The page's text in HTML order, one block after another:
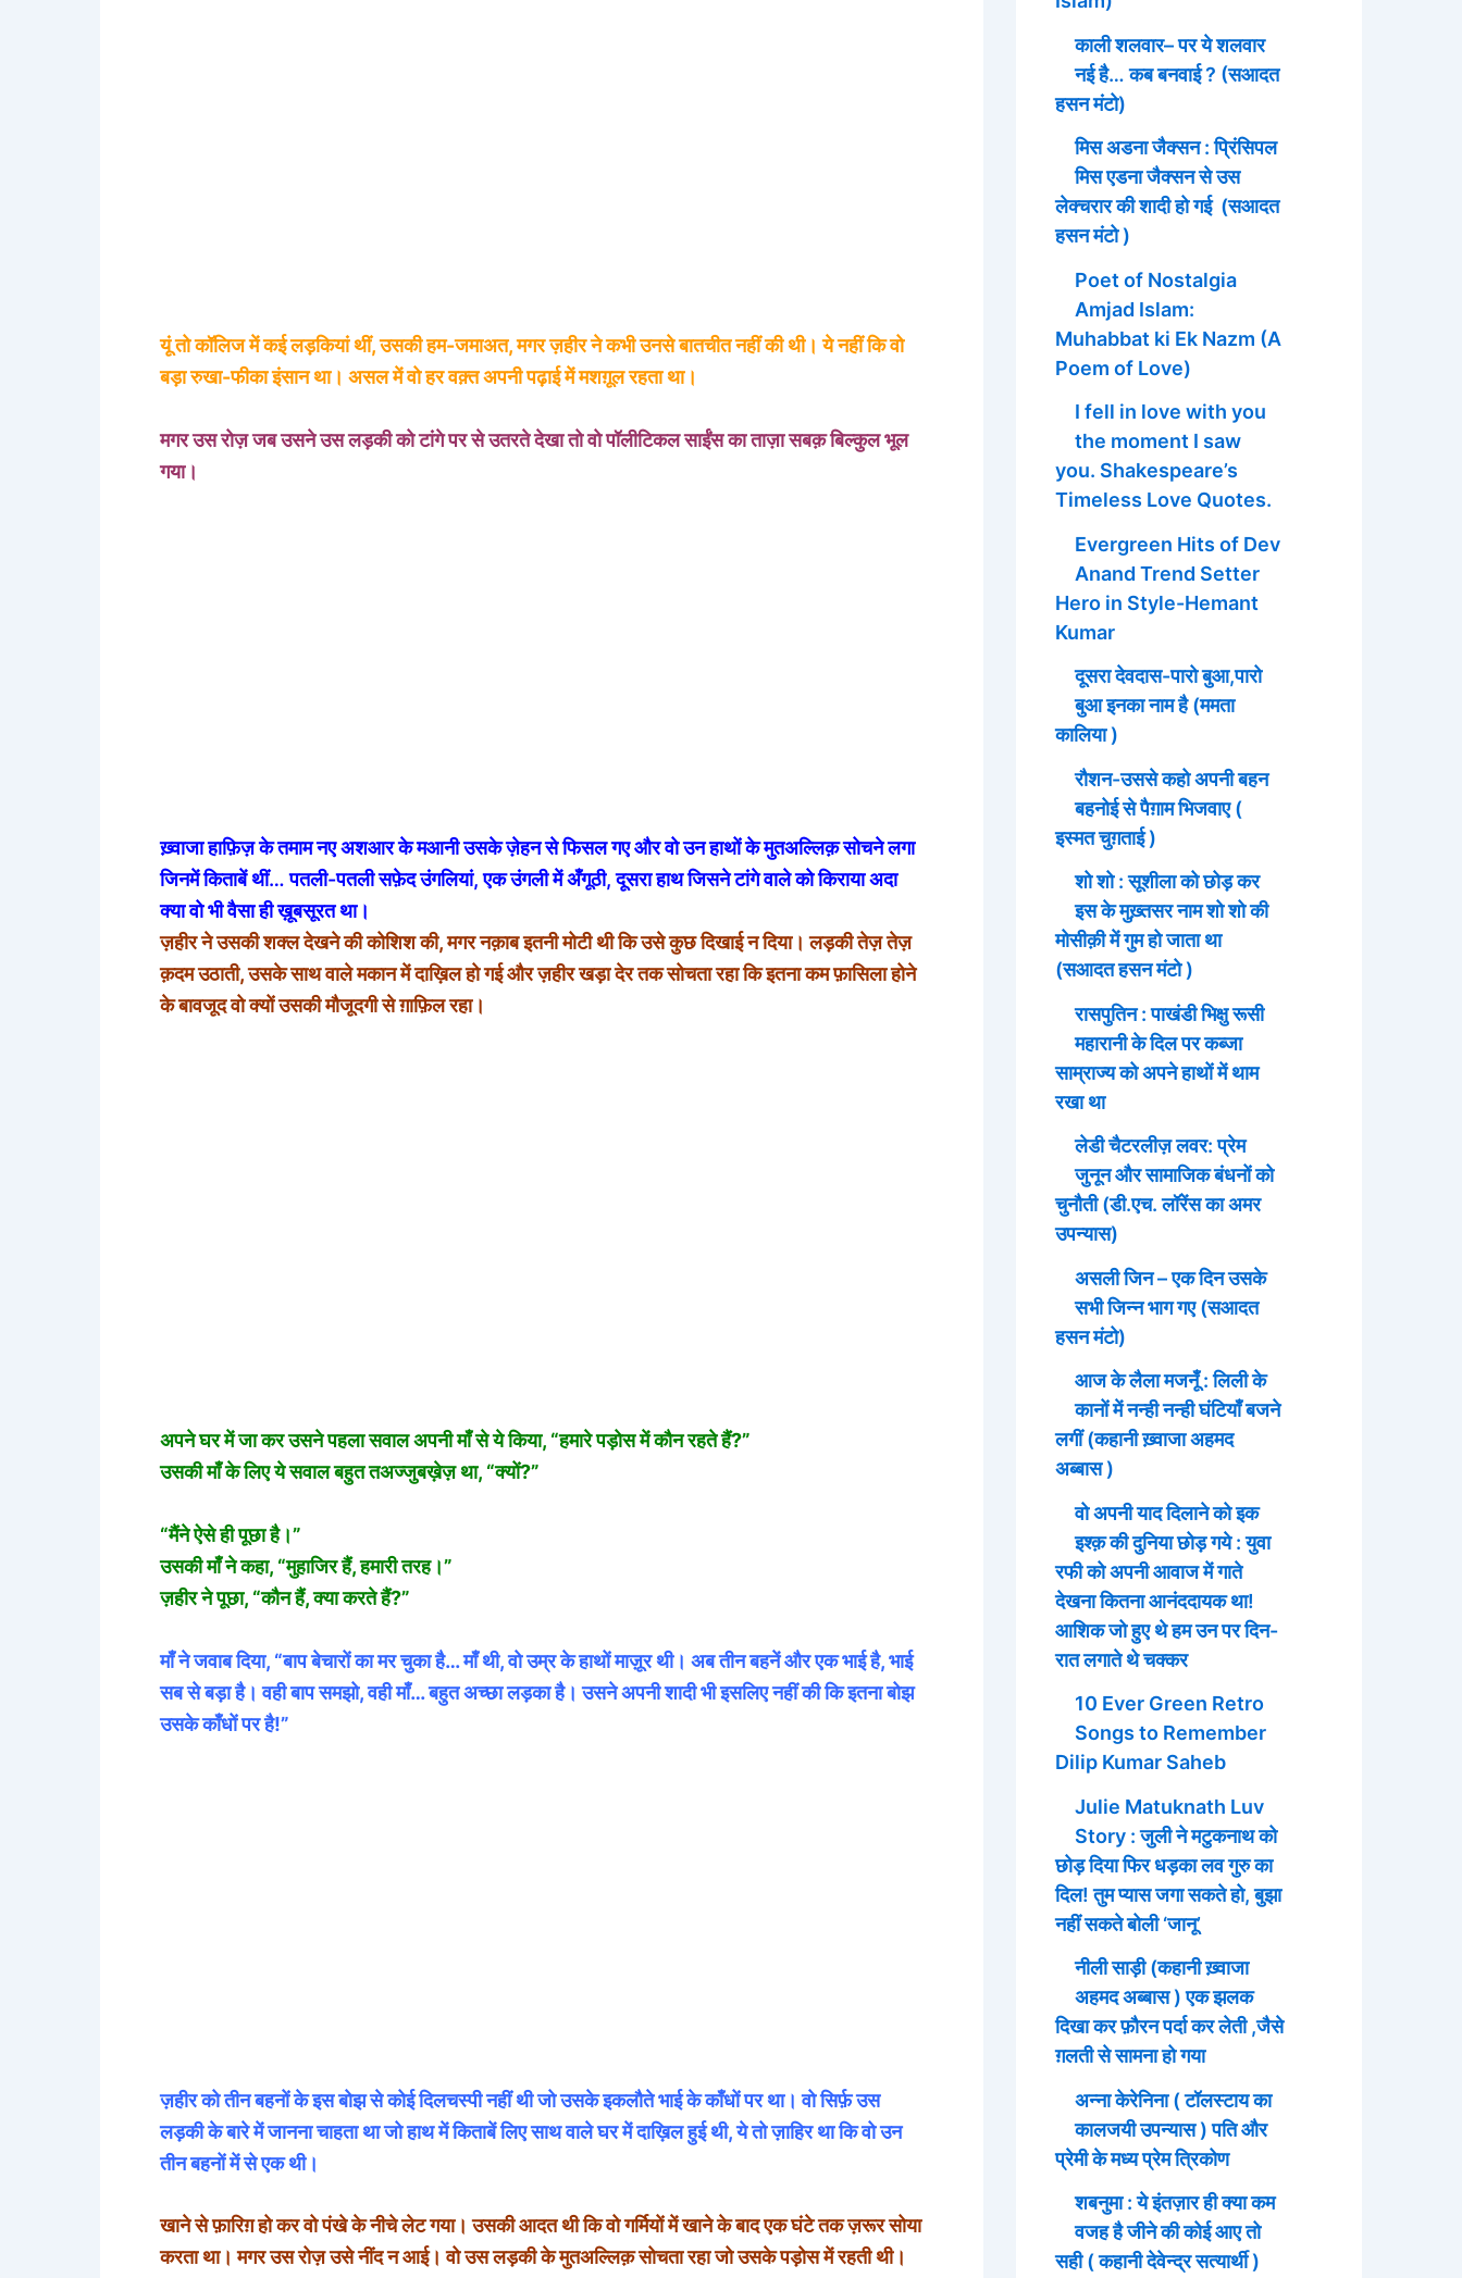
यूं तो कॉलिज में कई लड़कियां थीं, उसकी हम-जमाअत, मगर ज़हीर ने कभी उनसे बातचीत नहीं की थी। ये नहीं कि वो
बड़ा रुखा-फीका इंसान था। असल में वो हर वक़्त अपनी पढ़ाई में मशग़ूल रहता था।
मगर उस रोज़ जब उसने उस लड़की को टांगे पर से उतरते देखा तो वो पॉलीटिकल साईंस का ताज़ा सबक़ बिल्कुल भूल
गया।
ख़्वाजा हाफ़िज़ के तमाम नए अशआर के मआनी उसके ज़ेहन से फिसल गए और वो उन हाथों के मुतअल्लिक़ सोचने लगा
जिनमें किताबें थीं… पतली-पतली सफ़ेद उंगलियां, एक उंगली में अँगूठी, दूसरा हाथ जिसने टांगे वाले को किराया अदा
क्या वो भी वैसा ही ख़ूबसूरत था।
ज़हीर ने उसकी शक्ल देखने की कोशिश की, मगर नक़ाब इतनी मोटी थी कि उसे कुछ दिखाई न दिया। लड़की तेज़ तेज़
क़दम उठाती, उसके साथ वाले मकान में दाख़िल हो गई और ज़हीर खड़ा देर तक सोचता रहा कि इतना कम फ़ासिला होने
के बावजूद वो क्यों उसकी मौजूदगी से ग़ाफ़िल रहा।
अपने घर में जा कर उसने पहला सवाल अपनी माँ से ये किया, “हमारे पड़ोस में कौन रहते हैं?”
उसकी माँ के लिए ये सवाल बहुत तअज्जुबख़ेज़ था, “क्यों?”
“मैंने ऐसे ही पूछा है।”
उसकी माँ ने कहा, “मुहाजिर हैं, हमारी तरह।”
ज़हीर ने पूछा, “कौन हैं, क्या करते हैं?”
माँ ने जवाब दिया, “बाप बेचारों का मर चुका है… माँ थी, वो उम्र के हाथों माज़ूर थी। अब तीन बहनें और एक भाई है, भाई
सब से बड़ा है। वही बाप समझो, वही माँ… बहुत अच्छा लड़का है। उसने अपनी शादी भी इसलिए नहीं की कि इतना बोझ
उसके काँधों पर है!”
ज़हीर को तीन बहनों के इस बोझ से कोई दिलचस्पी नहीं थी जो उसके इकलौते भाई के काँधों पर था। वो सिर्फ़ उस
लड़की के बारे में जानना चाहता था जो हाथ में किताबें लिए साथ वाले घर में दाख़िल हुई थी, ये तो ज़ाहिर था कि वो उन
तीन बहनों में से एक थी।
खाने से फ़ारिग़ हो कर वो पंखे के नीचे लेट गया। उसकी आदत थी कि वो गर्मियों में खाने के बाद एक घंटे तक ज़रूर सोया
करता था। मगर उस रोज़ उसे नींद न आई। वो उस लड़की के मुतअल्लिक़ सोचता रहा जो उसके पड़ोस में रहती थी।
काली शलवार– पर ये शलवार
नई है… कब बनवाई ? (सआदत
हसन मंटो)
मिस अडना जैक्सन : प्रिंसिपल
मिस एडना जैक्सन से उस
लेक्चरार की शादी हो गई (सआदत
हसन मंटो )
Poet of Nostalgia
Amjad Islam:
Muhabbat ki Ek Nazm (A
Poem of Love)
I fell in love with you
the moment I saw
you. Shakespeare’s
Timeless Love Quotes.
Evergreen Hits of Dev
Anand Trend Setter
Hero in Style-Hemant
Kumar
दूसरा देवदास-पारो बुआ,पारो
बुआ इनका नाम है (ममता
कालिया )
रौशन-उससे कहो अपनी बहन
बहनोई से पैग़ाम भिजवाए (
इस्मत चुग़ताई )
शो शो : सूशीला को छोड़ कर
इस के मुख़्तसर नाम शो शो की
मोसीक़ी में गुम हो जाता था
(सआदत हसन मंटो )
रासपुतिन : पाखंडी भिक्षु रूसी
महारानी के दिल पर कब्जा
साम्राज्य को अपने हाथों में थाम
रखा था
लेडी चैटरलीज़ लवर: प्रेम
जुनून और सामाजिक बंधनों को
चुनौती (डी.एच. लॉरेंस का अमर
उपन्यास)
असली जिन – एक दिन उसके
सभी जिन्न भाग गए (सआदत
हसन मंटो)
आज के लैला मजनूँ : लिली के
कानों में नन्ही नन्ही घंटियाँ बजने
लगीं (कहानी ख़्वाजा अहमद
अब्बास )
वो अपनी याद दिलाने को इक
इश्क़ की दुनिया छोड़ गये : युवा
रफी को अपनी आवाज में गाते
देखना कितना आनंददायक था!
आशिक जो हुए थे हम उन पर दिन-
रात लगाते थे चक्कर
10 Ever Green Retro
Songs to Remember
Dilip Kumar Saheb
Julie Matuknath Luv
Story : जुली ने मटुकनाथ को
छोड़ दिया फिर धड़का लव गुरु का
दिल! तुम प्यास जगा सकते हो, बुझा
नहीं सकते बोली ‘जानू’
नीली साड़ी (कहानी ख़्वाजा
अहमद अब्बास ) एक झलक
दिखा कर फ़ौरन पर्दा कर लेती ,जैसे
ग़लती से सामना हो गया
अन्ना केरेनिना ( टॉलस्टाय का
कालजयी उपन्यास ) पति और
प्रेमी के मध्य प्रेम त्रिकोण
शबनुमा : ये इंतज़ार ही क्या कम
वजह है जीने की कोई आए तो
सही ( कहानी देवेन्द्र सत्यार्थी )